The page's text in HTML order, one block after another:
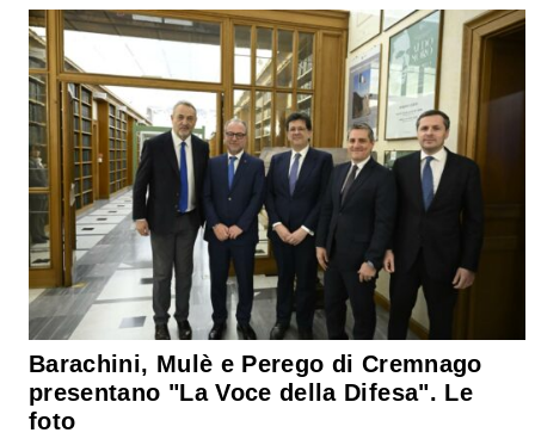
Barachini, Mulè e Perego di Cremnago
presentano "La Voce della Difesa". Le
foto